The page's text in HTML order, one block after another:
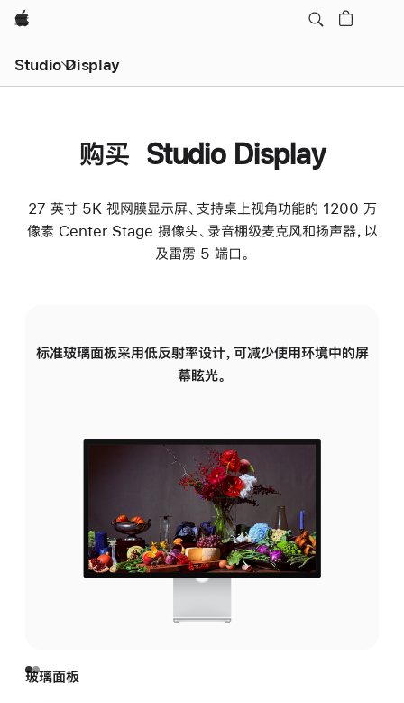
Apple
Studio Display
购买 Studio Display
27 英寸 5K 视网膜显示屏、支持桌上视角功能的 1200 万
像素 Center Stage 摄像头、录音棚级麦克风和扬声器，以
及雷雳 5 端口。
标准玻璃面板采用低反射率设计，可减少使用环境中的屏
幕眩光。
玻璃面板